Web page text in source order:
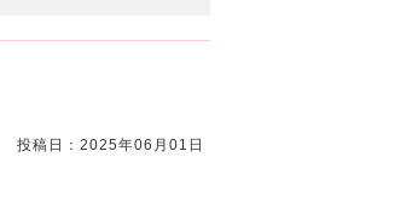
投稿日：2025年06月01日